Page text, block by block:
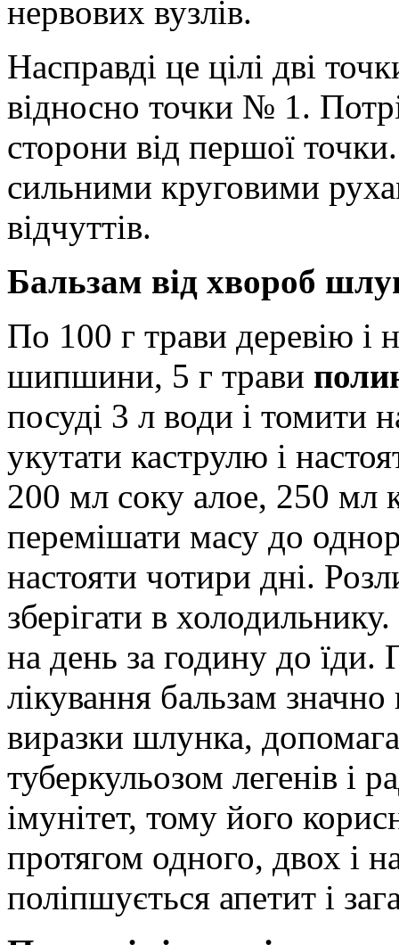
нервових вузлів.
Насправді це цілі дві
відносно точки № 1.
сторони від першої
сильними круговими
відчуттів.
Бальзам від хвороб
По 100 г трави деревію і
шипшини, 5 г трави
посуді 3 л води і томити
укутати каструлю і
200 мл соку алое, 250 мл
перемішати масу до
настояти чотири дні.
зберігати в
на день за годину до
лікування бальзам
виразки шлунка,
туберкульозом легенів і
імунітет, тому його
протягом одного, двох і
поліпшується апетит і